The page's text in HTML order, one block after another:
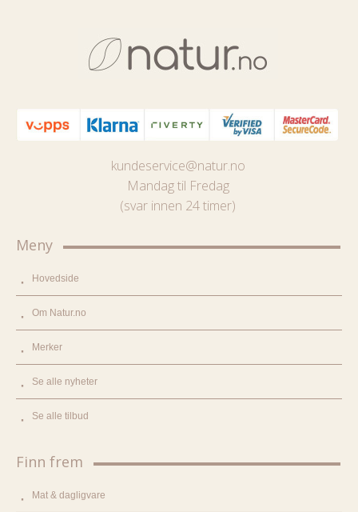
kundeservice@natur.no
Mandag til Fredag
(svar innen 24 timer)
Meny
Hovedside
Om Natur.no
Merker
Se alle nyheter
Se alle tilbud
Finn frem
Mat & dagligvare